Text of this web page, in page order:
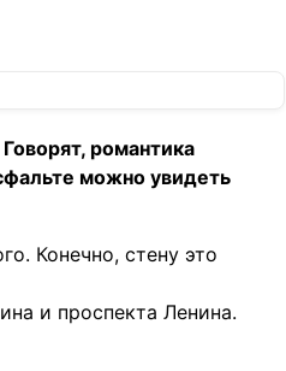
романтика
можно увидеть
Конечно, стену это
и проспекта Ленина.